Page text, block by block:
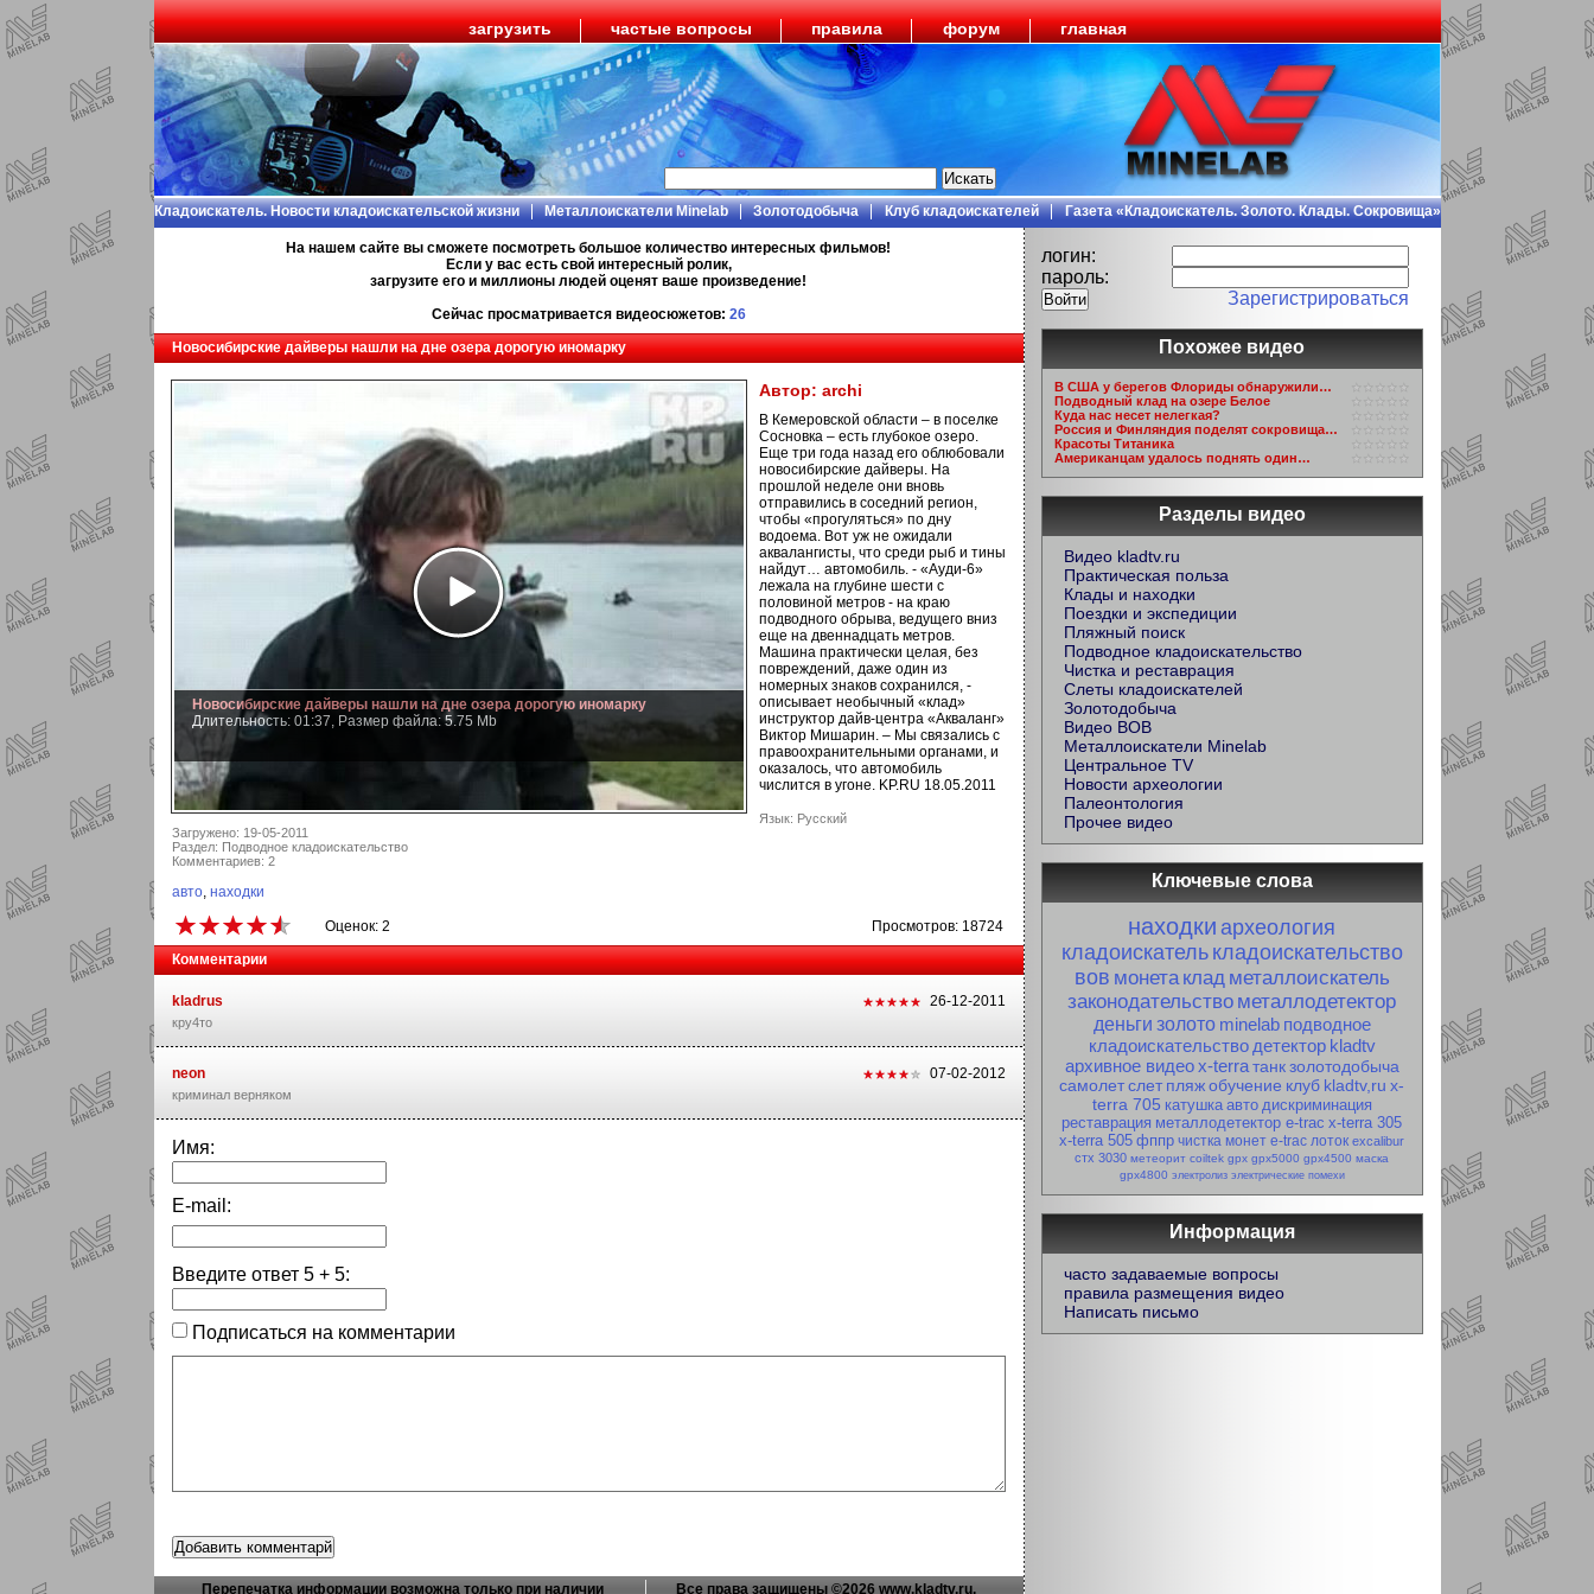
загрузить частые вопросы правила форум главная
Кладоискатель. Новости кладоискательской жизни Металлоискатели Minelab Золотодобыча Клуб кладоискателей Газета «Кладоискатель. Золото. Клады. Сокровища»
На нашем сайте вы сможете посмотреть большое количество интересных фильмов!
Если у вас есть свой интересный ролик,
загрузите его и миллионы людей оценят ваше произведение!
Сейчас просматривается видеосюжетов: 26
Новосибирские дайверы нашли на дне озера дорогую иномарку
Новосибирские дайверы нашли на дне озера дорогую иномарку
Длительность: 01:37, Размер файла: 5.75 Mb
Автор: archi
В Кемеровской области – в поселке
Сосновка – есть глубокое озеро.
Еще три года назад его облюбовали
новосибирские дайверы. На
прошлой неделе они вновь
отправились в соседний регион,
чтобы «прогуляться» по дну
водоема. Вот уж не ожидали
аквалангисты, что среди рыб и тины
найдут… автомобиль. - «Ауди-6»
лежала на глубине шести с
половиной метров - на краю
подводного обрыва, ведущего вниз
еще на двеннадцать метров.
Машина практически целая, без
повреждений, даже один из
номерных знаков сохранился, -
описывает необычный «клад»
инструктор дайв-центра «Акваланг»
Виктор Мишарин. – Мы связались с
правоохранительными органами, и
оказалось, что автомобиль
числится в угоне. KP.RU 18.05.2011
Язык: Русский
Загружено: 19-05-2011
Раздел: Подводное кладоискательство
Комментариев: 2
авто, находки
Оценок: 2
Просмотров: 18724
Комментарии
kladrus 26-12-2011
кру4то
neon 07-02-2012
криминал верняком
Имя:
E-mail:
Введите ответ 5+ 5:
Подписаться на комментарии
логин:
пароль:
Зарегистрироваться
Похожее видео
В США у берегов Флориды обнаружили…
Подводный клад на озере Белое
Куда нас несет нелегкая?
Россия и Финляндия поделят сокровища…
Красоты Титаника
Американцам удалось поднять один…
Разделы видео
Видео kladtv.ru
Практическая польза
Клады и находки
Поездки и экспедиции
Пляжный поиск
Подводное кладоискательство
Чистка и реставрация
Слеты кладоискателей
Золотодобыча
Видео ВОВ
Металлоискатели Minelab
Центральное TV
Новости археологии
Палеонтология
Прочее видео
Ключевые слова
находки археология
кладоискатель кладоискательство
вов монета клад металлоискатель
законодательство металлодетектор
деньги золото minelab подводное
кладоискательство детектор kladtv
архивное видео x-terra танк золотодобыча
самолетслет пляжобучение клуб kladtv,ru x-
terra 705 катушка авто дискриминация
реставрация металлодетектор e-trac x-terra 305
x-terra 505 фппр чистка монет e-trac лоток excalibur
стх 3030 метеорит coiltek gpx gpx5000 gpx4500 маска
gpx4800 электролиз электрические помехи
Информация
часто задаваемые вопросы
правила размещения видео
Написать письмо
Перепечатка информации возможна только при наличии Все права защищены ©2026 www.kladtv.ru.